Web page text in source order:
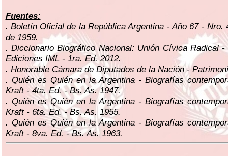
Fuentes:
. Boletín Oficial de la República Argentina - Año 67 - Nro.
de 1959.
. Diccionario Biográfico Nacional: Unión Cívica Radical
Ediciones IML - 1ra. Ed. 2012.
. Honorable Cámara de Diputados de la Nación -
. Quién es Quién en la Argentina - Biografías
Kraft - 4ta. Ed. - Bs. As. 1947.
. Quién es Quién en la Argentina - Biografías
Kraft - 6ta. Ed. - Bs. As. 1955.
. Quién es Quién en la Argentina - Biografías
Kraft - 8va. Ed. - Bs. As. 1963.